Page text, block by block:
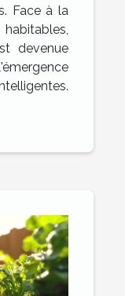
Face à la
devenue